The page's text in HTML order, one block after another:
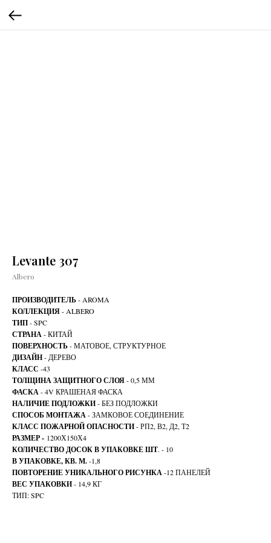
Levante 307
Albero
ПРОИЗВОДИТЕЛЬ- AROMA
КОЛЛЕКЦИЯ- ALBERO
ТИП- SPC
СТРАНА- КИТАЙ
ПОВЕРХНОСТЬ- МАТОВОЕ, СТРУКТУРНОЕ
ДИЗАЙН- ДЕРЕВО
КЛАСС -43
ТОЛЩИНА ЗАЩИТНОГО СЛОЯ- 0,5 ММ
ФАСКА- 4V КРАШЕНАЯ ФАСКА
НАЛИЧИЕ ПОДЛОЖКИ- БЕЗ ПОДЛОЖКИ
СПОСОБ МОНТАЖА- ЗАМКОВОЕ СОЕДИНЕНИЕ
КЛАСС ПОЖАРНОЙ ОПАСНОСТИ- РП2, В2, Д2, Т2
РАЗМЕР - 1200Х150Х4
КОЛИЧЕСТВО ДОСОК В УПАКОВКЕ ШТ. - 10
В УПАКОВКЕ, КВ. М.-1,8
ПОВТОРЕНИЕ УНИКАЛЬНОГО РИСУНКА-12 ПАНЕЛЕЙ
ВЕС УПАКОВКИ- 14,9 КГ
ТИП: SPC